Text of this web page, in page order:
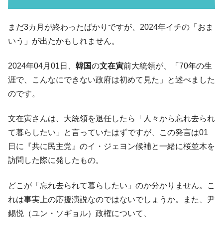
い「50.5％」に上昇
『Money1』
韓国大統領府ボンクラ政策室長が告発され
た ⇒ 国家が行った恐るべき株価操作であり、空前の国政壟
『Money1』
韓国･警察職員が「丸刈りになって抗議活
動」
『Money1』
『Money1』
韓国製造業「半導体絶好調」のウラで他業
種は全般的「不調」⇒ PSIが示す現況は決して良くない。
『Money1』
【米韓激突案件】韓国消費者院が『クーパ
ン』1人当たり賠償10万ウォンを認定 ⇒ 総額3兆7,000億
『Money1』
韓国型イージス搭載の次世代駆逐艦
「KDDX」1番艦、2032年竣工と公示
『Money1』
【対日本円】ウォン安が急進！ 日米の協調
まだ3カ月が終わったばかりですが、2024年イチの「おま
いう」が出たかもしれません。
2024年04月01日、 韓国の文在寅前大統領が、「70年の生
涯で、こんなにできない政府は初めて見た」と述べました
のです。
文在寅さんは、大統領を退任したら「人々から忘れ去られ
て暮らしたい」と言っていたはずですが、この発言は01
日に『共に民主党』のイ・ジェヨン候補と一緒に桜並木を
訪問した際に発したもの。
どこが「忘れ去られて暮らしたい」のか分かりません。こ
れは事実上の応援演説なのではないでしょうか。また、尹
錫悦（ユン・ソギョル）政権について、